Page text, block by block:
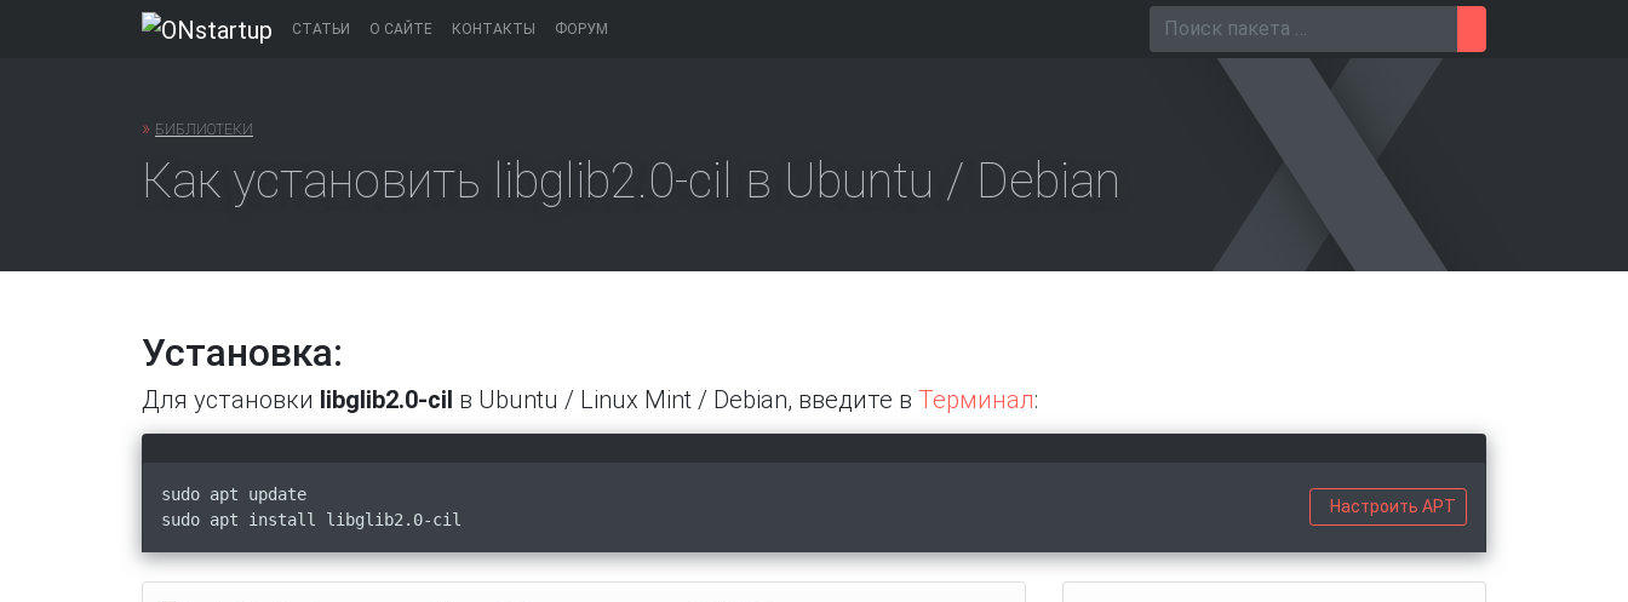
СТАТЬИ О САЙТЕ КОНТАКТЫ ФОРУМ
» БИБЛИОТЕКИ
Как установить libglib2.0-cil в Ubuntu / Debian
Установка:
Для установки libglib2.0-cil в Ubuntu / Linux Mint / Debian, введите в Терминал:
sudo apt update
sudo apt install libglib2.0-cil
Настроить APT